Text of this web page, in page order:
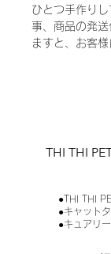
ひとつ手作り
事、商品の発
ますと、お客
THI THI
●THI THI
●キャット
●キュアリ